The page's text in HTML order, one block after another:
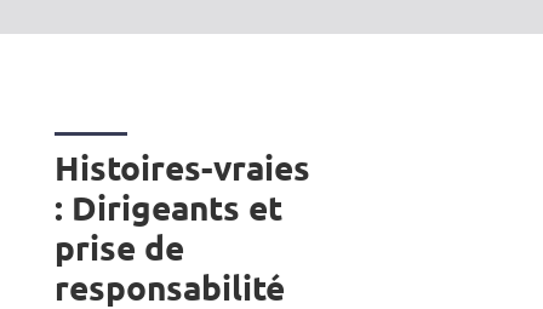
Histoires-vraies
: Dirigeants et
prise de
responsabilité